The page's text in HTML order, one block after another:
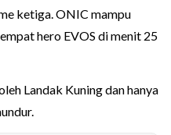
ketiga. ONIC mampu
hero EVOS di menit 25
Landak Kuning dan hanya